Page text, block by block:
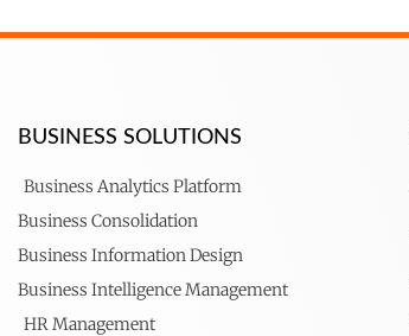
BUSINESS SOLUTIONS
Business Analytics Platform
Business Consolidation
Business Information Design
Business Intelligence Management
HR Management